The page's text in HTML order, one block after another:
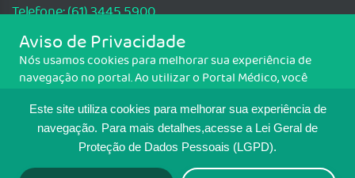
Este site utiliza cookies para melhorar sua experiência de
navegação. Para mais detalhes,acesse a Lei Geral de
Proteção de Dados Pessoais (LGPD).
Telefone: (61) 3445 5900
Email: cfm@portalmedico.org.br
SGAS 616, Conjunto D, Lote 115, L2 Sul, Brasília/DF - CEP: 70200-760 -
CNPJ: 33.583.550/0001-30
MAPA DO SITE
TRANSPARÊNCIA E PRESTAÇÃO DE
Aviso de Privacidade
Nós usamos cookies para melhorar sua experiência de
navegação no portal. Ao utilizar o Portal Médico, você
Para ter mais informações sobre como isso é feito, acesse
Política de cookies. Se você concorda, clique em ACEITO.